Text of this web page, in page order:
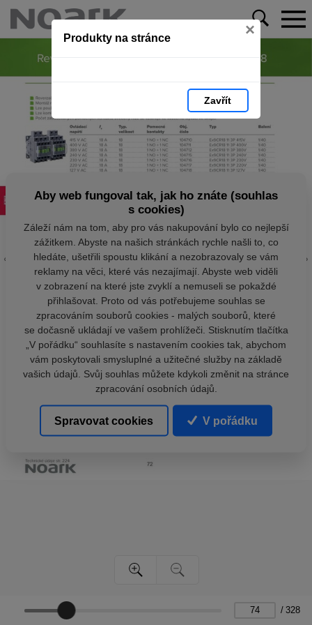
Produkty na stránce ×
Zavřít
/ 328
Aby web fungoval tak, jak ho znáte (souhlas
s cookies)
Záleží nám na tom, aby pro vás nakupování bylo co nejlepší
zážitkem. Abyste na našich stránkách rychle našli to, co
hledáte, ušetřili spoustu klikání a nezobrazovaly se vám
reklamy na věci, které vás nezajímají. Abyste web viděli
v zobrazení na které jste zvyklí a nemuseli se pokaždé
přihlašovat. Proto od vás potřebujeme souhlas se
zpracováním souborů cookies - malých souborů, které
se dočasně ukládají ve vašem prohlížeči. Stisknutím tlačítka
„V pořádku“ souhlasíte s nastavením cookies tak, abychom
vám poskytovali smysluplné a užitečné služby na základě
vašich údajů. Svůj souhlas můžete kdykoli změnit na stránce
zpracování osobních údajů.
Spravovat cookies V pořádku